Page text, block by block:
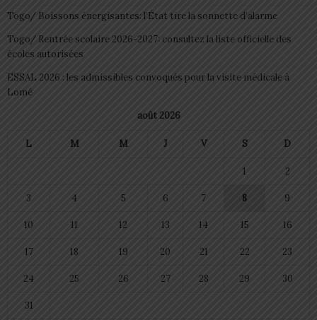
Togo/ Boissons énergisantes: l’État tire la sonnette d’alarme
Togo/ Rentrée scolaire 2026-2027: consultez la liste officielle des
écoles autorisées
ESSAL 2026 : les admissibles convoqués pour la visite médicale à
Lomé
août 2026
L M M J V S D
1 2
3 4 5 6 7 8 9
10 11 12 13 14 15 16
17 18 19 20 21 22 23
24 25 26 27 28 29 30
31